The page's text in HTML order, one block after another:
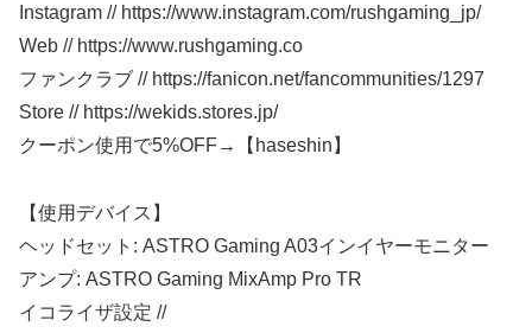
Instagram // https://www.instagram.com/rushgaming_jp/
Web // https://www.rushgaming.co
ファンクラブ // https://fanicon.net/fancommunities/1297
Store // https://wekids.stores.jp/
クーポン使用で5%OFF→【haseshin】
【使用デバイス】
ヘッドセット: ASTRO Gaming A03インイヤーモニター
アンプ: ASTRO Gaming MixAmp Pro TR
イコライザ設定 //